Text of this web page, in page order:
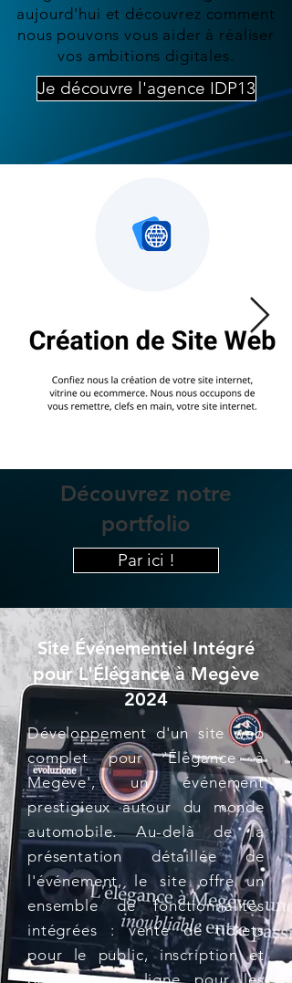
aujourd'hui et découvrez comment
nous pouvons vous aider à réaliser
vos ambitions digitales.
Je découvre l'agence IDP13
Découvrez notre
portfolio
Par ici !
Site Événementiel Intégré
pour L'Élégance à Megève
2024
Développement d'un site web
complet pour 'Élégance à
Megève', un événement
prestigieux autour du monde
automobile. Au-delà de la
présentation détaillée de
l'événement, le site offre un
ensemble de fonctionnalités
intégrées : vente de tickets
pour le public, inscription et
paiement en ligne pour les